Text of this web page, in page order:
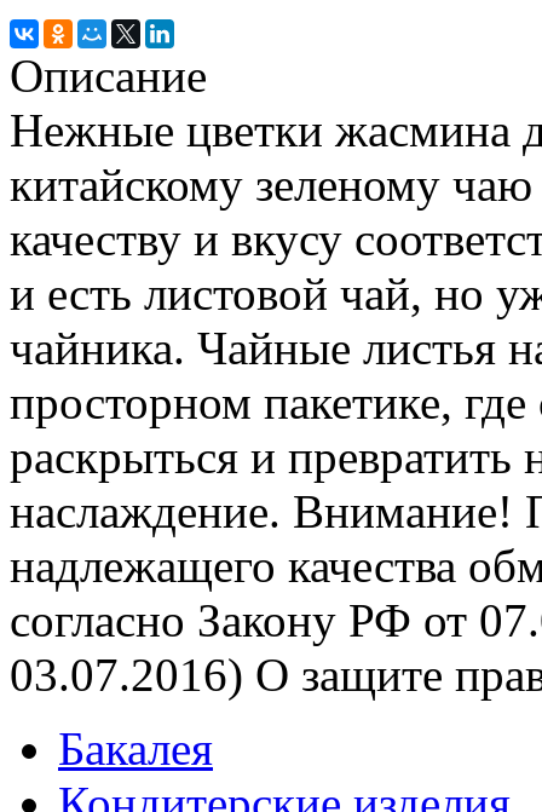
Описание
Нежные цветки жасмина
китайскому зеленому
качеству и вкусу
и есть листовой чай, но
чайника. Чайные листья
просторном пакетике,
раскрыться и превратить
наслаждение. Внимание!
надлежащего качества
согласно Закону РФ от
03.07.2016) О защите
Бакалея